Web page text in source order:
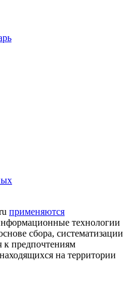
применяются
технологии
сбора, систематизации
к предпочтениям
на территории